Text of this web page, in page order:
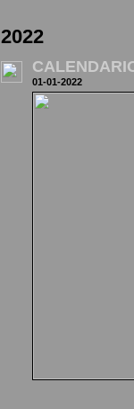
2022
01-01-2022